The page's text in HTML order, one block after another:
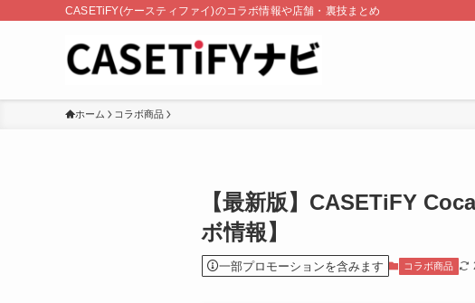
CASETiFY(ケースティファイ)のコラボ情報や店舗・裏技まとめ
ホーム コラボ商品
【最新版】CASETiFY
ボ情報】
一部プロモーションを含みます コラボ商品